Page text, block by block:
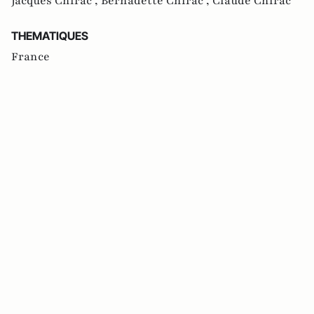
THEMATIQUES
France